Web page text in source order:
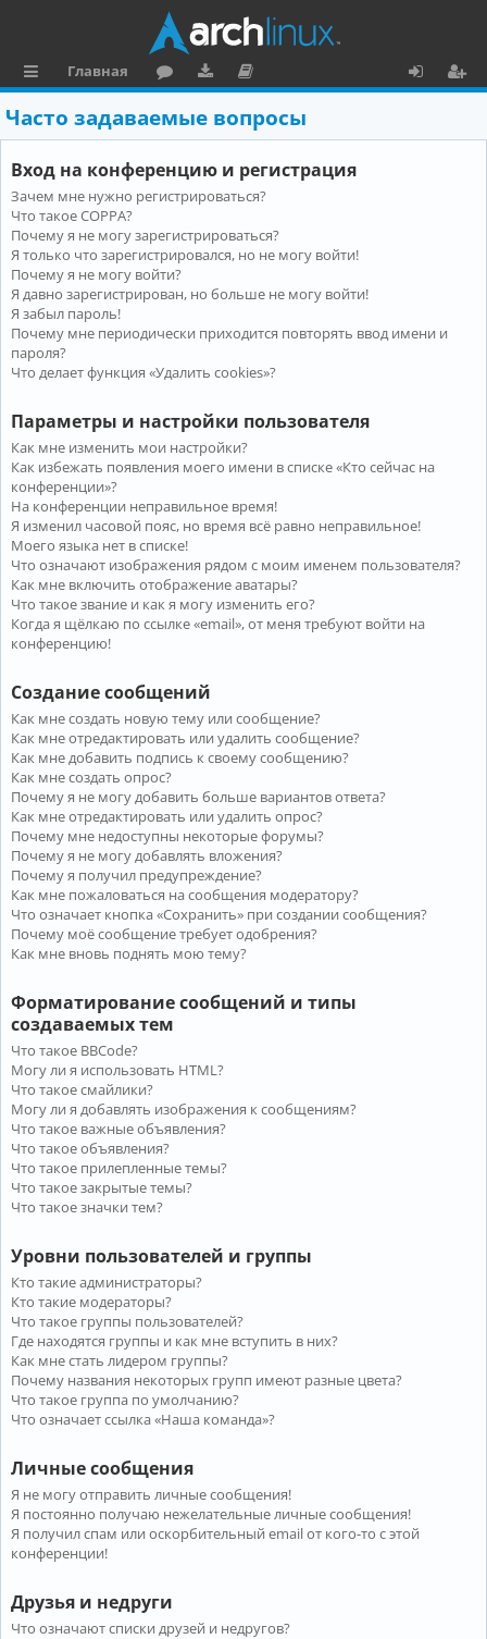
ы
л
к
и
Главная
ру
м
ру
зк
и
ку
м
е
н
та
ц
и
я
о
и
Часто задаваемые вопросы
Вход на конференцию и регистрация
Зачем мне нужно регистрироваться?
Что такое COPPA?
Почему я не могу зарегистрироваться?
Я только что зарегистрировался, но не могу войти!
Почему я не могу войти?
Я давно зарегистрирован, но больше не могу войти!
Я забыл пароль!
Почему мне периодически приходится повторять ввод имени и
пароля?
Что делает функция «Удалить cookies»?
Параметры и настройки пользователя
Как мне изменить мои настройки?
Как избежать появления моего имени в списке «Кто сейчас на
конференции»?
На конференции неправильное время!
Я изменил часовой пояс, но время всё равно неправильное!
Моего языка нет в списке!
Что означают изображения рядом с моим именем пользователя?
Как мне включить отображение аватары?
Что такое звание и как я могу изменить его?
Когда я щёлкаю по ссылке «email», от меня требуют войти на
конференцию!
Создание сообщений
Как мне создать новую тему или сообщение?
Как мне отредактировать или удалить сообщение?
Как мне добавить подпись к своему сообщению?
Как мне создать опрос?
Почему я не могу добавить больше вариантов ответа?
Как мне отредактировать или удалить опрос?
Почему мне недоступны некоторые форумы?
Почему я не могу добавлять вложения?
Почему я получил предупреждение?
Как мне пожаловаться на сообщения модератору?
Что означает кнопка «Сохранить» при создании сообщения?
Почему моё сообщение требует одобрения?
Как мне вновь поднять мою тему?
Форматирование сообщений и типы
создаваемых тем
Что такое BBCode?
Могу ли я использовать HTML?
Что такое смайлики?
Могу ли я добавлять изображения к сообщениям?
Что такое важные объявления?
Что такое объявления?
Что такое прилепленные темы?
Что такое закрытые темы?
Что такое значки тем?
Уровни пользователей и группы
Кто такие администраторы?
Кто такие модераторы?
Что такое группы пользователей?
Где находятся группы и как мне вступить в них?
Как мне стать лидером группы?
Почему названия некоторых групп имеют разные цвета?
Что такое группа по умолчанию?
Что означает ссылка «Наша команда»?
Личные сообщения
Я не могу отправить личные сообщения!
Я постоянно получаю нежелательные личные сообщения!
Я получил спам или оскорбительный email от кого-то с этой
конференции!
Друзья и недруги
Что означают списки друзей и недругов?